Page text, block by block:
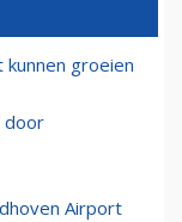
groeien
door
Airport